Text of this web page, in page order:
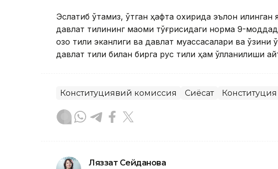
Эслатиб ўтамиз, ўтган ҳафта охирида эълон
давлат тилининг мақоми тўғрисидаги норма 9-
қозоқ тили эканлиги ва давлат муассасалари ва
давлат тили билан бирга рус тили ҳам қўлланилиши
Конституциявий комиссия Сиёсат Конституция
Ляззат Сейданова